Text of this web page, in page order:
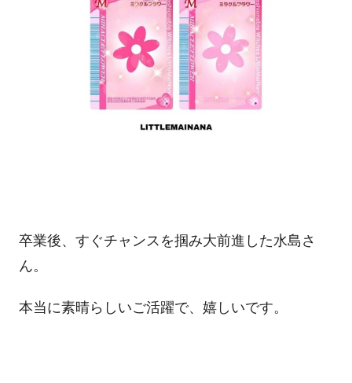
卒業後、すぐチャンスを掴み大前進した水島さ
ん。
本当に素晴らしいご活躍で、嬉しいです。